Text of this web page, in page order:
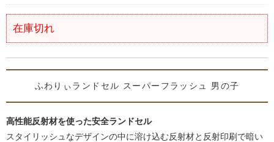
在庫切れ
ふわりぃランドセル スーパーフラッシュ 男の子
高性能反射材を使った安全ランドセル
スタイリッシュなデザインの中に溶け込む反射材と反射印刷で暗い